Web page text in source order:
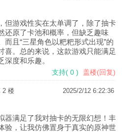
但游戏性实在太单调了，除了抽卡
还原了卡池和概率，但缺乏趣味
且“三星角色以粑粑形式出现”的
喜。总的来说，这款游戏只能满足
深度和乐趣。
支持(0 ) 盖楼(回复)
2 楼 2025/2/12 6:22:36
器满足了我对抽卡的无限幻想！丰
验，让我仿佛置身于真实的原神世